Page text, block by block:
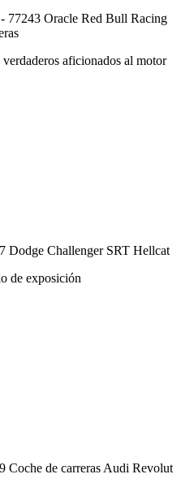
77243 Oracle Red Bull Racing
aficionados al motor
Dodge Challenger SRT Hellcat
de exposición
Coche de carreras Audi Revolut